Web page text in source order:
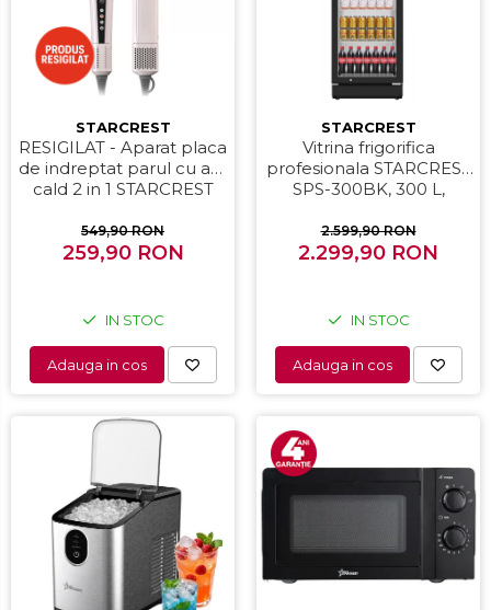
STARCREST
RESIGILAT - Aparat placa
de indreptat parul cu aer
cald 2 in 1 STARCREST
Uscare si indreptare,
Afisaj LCD, Tehnologie cu
Roz
549,90 RON
259,90 RON
IN STOC
Adauga in cos
STARCREST
Vitrina frigorifica
profesionala STARCREST
SPS-300BK, 300 L,
Iluminare LED, H 169.5
cm, Negru
2.599,90 RON
2.299,90 RON
IN STOC
Adauga in cos